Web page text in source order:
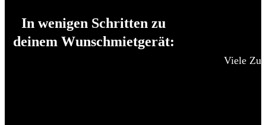
In wenigen Schritten zu
deinem Wunschmietgerät:
Viele